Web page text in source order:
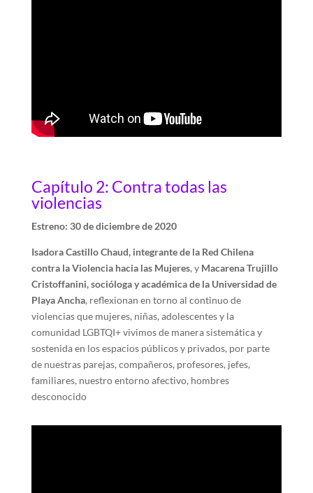
Capítulo 2: Contra todas las
violencias
Estreno: 30 de diciembre de 2020
Isadora Castillo Chaud, integrante de la Red Chilena
contra la Violencia hacia las Mujeres, y Macarena Trujillo
Cristoffanini, socióloga y académica de la Universidad de
Playa Ancha, reflexionan en torno al continuo de
violencias que mujeres, niñas, adolescentes y la
comunidad LGBTQI+ vivimos de manera sistemática y
sostenida en los espacios públicos y privados, por parte
de nuestras parejas, compañeros, profesores, jefes,
familiares, nuestro entorno afectivo, hombres
desconocido